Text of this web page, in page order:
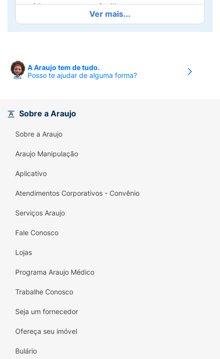
prática e compacta facilita o uso em casa ou
em retoques rápidos durante o dia.
para dar aquele toque final na sua
maquiagem, garantindo luminosidade e
produto em pontos estratégicos da face,
como maçã do rosto e pontinha do nariz.
Ver mais...
A Araujo tem de tudo.
Posso te ajudar de alguma forma?
Sobre a Araujo
Sobre a Araujo
Araujo Manipulação
Aplicativo
Atendimentos Corporativos - Convênio
Serviços Araujo
Fale Conosco
Lojas
Programa Araujo Médico
Trabalhe Conosco
Seja um fornecedor
Ofereça seu imóvel
Bulário